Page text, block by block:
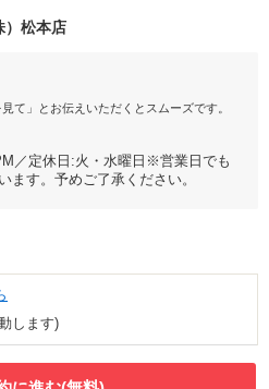
）松本店
て」とお伝えいただくとスムーズです。
／定休日:火・水曜日※営業日でも
ます。予めご了承ください。
します)